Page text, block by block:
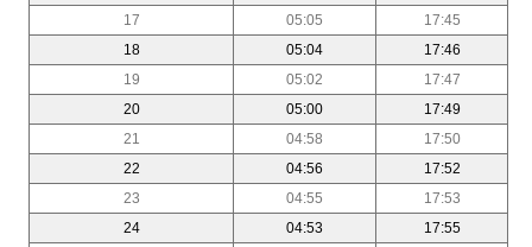
17
05:05
17:45
18
05:04
17:46
19
05:02
17:47
20
05:00
17:49
21
04:58
17:50
22
04:56
17:52
23
04:55
17:53
24
04:53
17:55